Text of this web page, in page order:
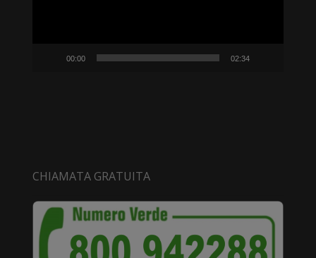
00:00 02:34
CHIAMATA GRATUITA